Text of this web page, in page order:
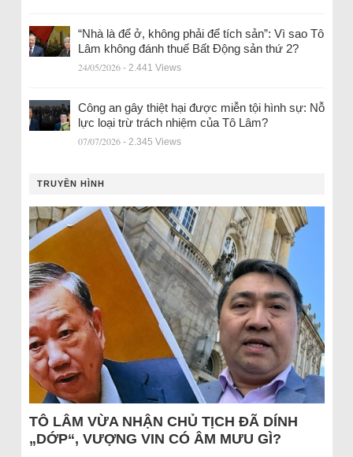
“Nhà là để ở, không phải để tích sản”: Vì sao Tô
Lâm không đánh thuế Bất Động sản thứ 2?
24/05/2026 - 2.441 Views
Công an gây thiệt hại được miễn tội hình sự: Nỗ
lực loại trừ trách nhiệm của Tô Lâm?
07/07/2026 - 2.345 Views
TRUYỀN HÌNH
TÔ LÂM VỪA NHẬN CHỦ TỊCH ĐÃ DÍNH
„DỚP“, VƯỢNG VIN CÓ ÂM MƯU GÌ?